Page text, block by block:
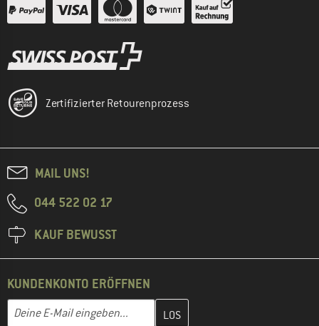
Zertifizierter Retourenprozess
MAIL UNS!
044 522 02 17
KAUF BEWUSST
KUNDENKONTO ERÖFFNEN
E-Mail-Adresse
Gib hier deine E-Mail-Adresse ein und erstelle im nächsten